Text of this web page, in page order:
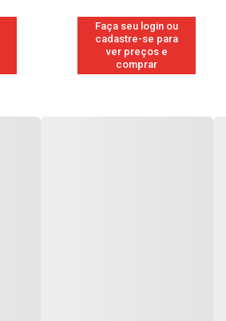
Faça seu login ou
cadastre-se para
ver preços e
comprar